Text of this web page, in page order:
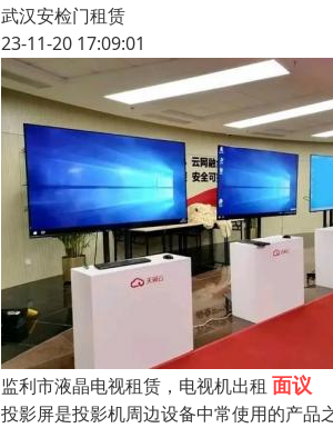
武汉安检门租赁
23-11-20 17:09:01
监利市液晶电视租赁，电视机出租 面议
投影屏是投影机周边设备中常使用的产品